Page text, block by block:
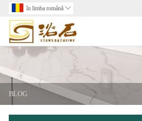
în limba română 
BLOG